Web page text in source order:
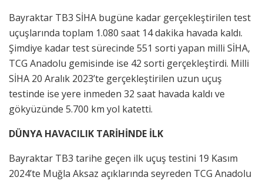
Bayraktar TB3 SİHA bugüne kadar gerçekleştirilen test
uçuşlarında toplam 1.080 saat 14 dakika havada kaldı.
Şimdiye kadar test sürecinde 551 sorti yapan milli SİHA,
TCG Anadolu gemisinde ise 42 sorti gerçekleştirdi. Milli
SİHA 20 Aralık 2023’te gerçekleştirilen uzun uçuş
testinde ise yere inmeden 32 saat havada kaldı ve
gökyüzünde 5.700 km yol katetti.
DÜNYA HAVACILIK TARİHİNDE İLK
Bayraktar TB3 tarihe geçen ilk uçuş testini 19 Kasım
2024’te Muğla Aksaz açıklarında seyreden TCG Anadolu